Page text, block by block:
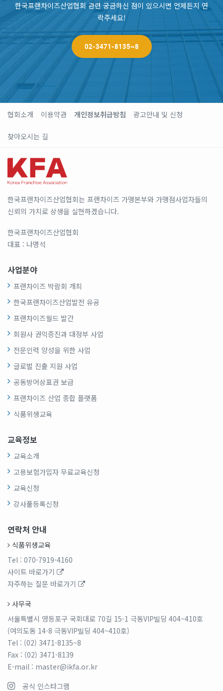
한국프랜차이즈산업협회 관련 궁금하신 점이 있으시면 언제든지 연
락주세요!
02-3471-8135~8
협회소개 이용약관 개인정보취급방침 광고안내 및 신청
찾아오시는 길
한국프랜차이즈산업협회는 프랜차이즈 가맹본부와 가맹점사업자들의
신뢰의 가치로 상생을 실현하겠습니다.
한국프랜차이즈산업협회
대표 : 나명석
사업분야
프랜차이즈 박람회 개최
한국프랜차이즈산업발전 유공
프랜차이즈월드 발간
회원사 권익증진과 대정부 사업
전문인력 양성을 위한 사업
글로벌 진출 지원 사업
공동방어상표권 보급
프랜차이즈 산업 종합 플랫폼
식품위생교육
교육정보
교육소개
고용보험가입자 무료교육신청
교육신청
강사풀등록신청
연락처 안내
식품위생교육
Tel : 070-7919-4160
사이트 바로가기
자주하는 질문 바로가기
사무국
서울특별시 영등포구 국회대로 70길 15-1 극동VIP빌딩 404~410호
(여의도동 14-8 극동VIP빌딩 404~410호)
Tel : (02) 3471-8135~8
Fax : (02) 3471-8139
E-mail : master@ikfa.or.kr
공식 인스타그램